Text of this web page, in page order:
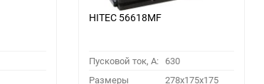
HITEC 56618MF
Пусковой ток, A: 630
Размеры
278x175x175